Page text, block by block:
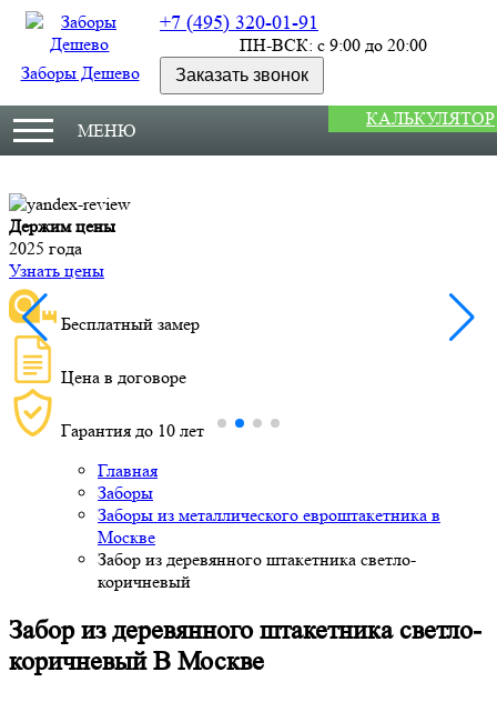
Заборы Дешево
+7 (495) 320-01-91
ПН-ВСК: с 9:00 до 20:00
Заказать звонок
МЕНЮ
КАЛЬКУЛЯТОР
Держим цены
2025 года
Узнать цены
Бесплатный замер
Цена в договоре
Гарантия до 10 лет
Главная
Заборы
Заборы из металлического евроштакетника в
Москве
Забор из деревянного штакетника светло-
коричневый
Забор из деревянного штакетника светло-
коричневый В Москве